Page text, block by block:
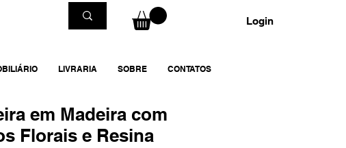
LIVRARIA SOBRE CONTATOS
Login
em Madeira com
Florais e Resina